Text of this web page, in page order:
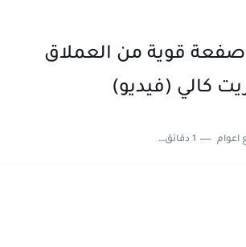
قوية من العملاق
كالي (فيديو)
اعوام 1 دقائق للقراءة